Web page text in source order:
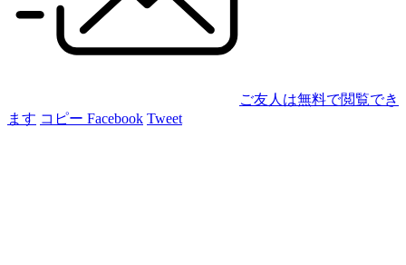
ご友人は無料で閲覧でき
ます コピー Facebook Tweet